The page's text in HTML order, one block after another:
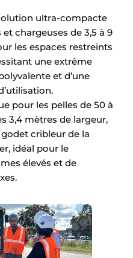
ultra-compacte
chargeuses de 3,5 à 9
les espaces restreints
une extrême
et d’une
pour les pelles de 50 à
3,4 mètres de largeur,
cribleur de la
idéal pour le
élevés et de